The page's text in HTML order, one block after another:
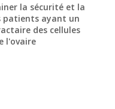
la sécurité et la
patients ayant un
des cellules
l'ovaire